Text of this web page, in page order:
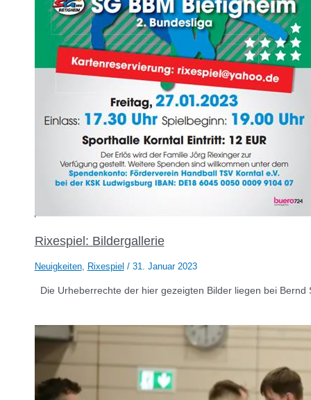
Rixespiel: Bildergallerie
Neuigkeiten, Rixespiel / 31. Januar 2023
Die Urheberrechte der hier gezeigten Bilder liegen bei